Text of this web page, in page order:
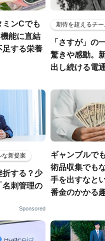
ミンCでも
能に直結
足する栄養
期待を超えるチー
「さすが」の
驚きや感動。
出し続ける電
な新提案
折する？少
名刺管理の
Sponsored
ギャンブルで
術品収集でも
手を出すなと
番金のかかる趣